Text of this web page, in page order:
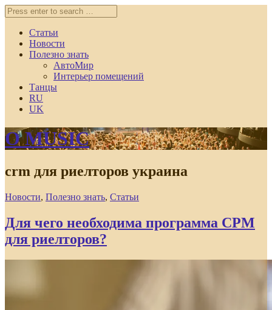
Статьи
Новости
Полезно знать
АвтоМир
Интерьер помещений
Танцы
RU
UK
O MUSIC
crm для риелторов украина
Новости, Полезно знать, Статьи
Для чего необходима программа СРМ
для риелторов?